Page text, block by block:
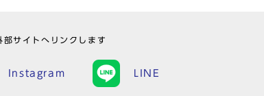
サイトへリンクします
Instagram LINE